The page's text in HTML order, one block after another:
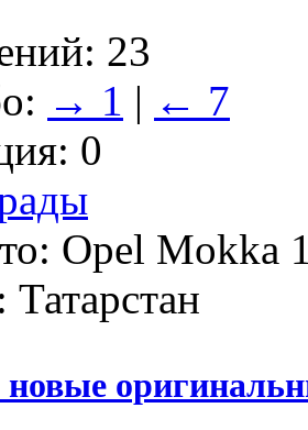
23
→ 1 | ← 7
0
Opel Mokka
Татарстан